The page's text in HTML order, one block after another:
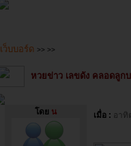
เว็บบอร์ด >> >>
หวยข่าว เลขดัง คลอดลูก
โดย น เมื่อ : อาทิ